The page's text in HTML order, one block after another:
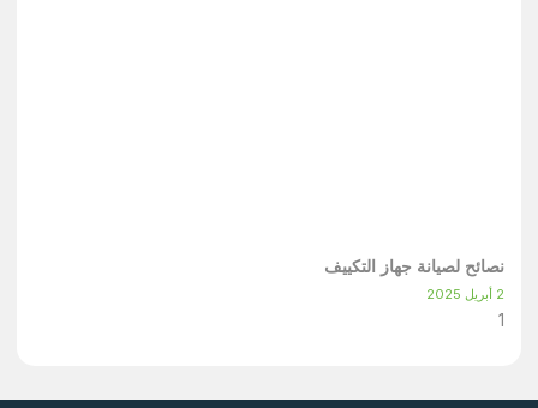
نصائح لصيانة جهاز التكييف
2 أبريل 2025